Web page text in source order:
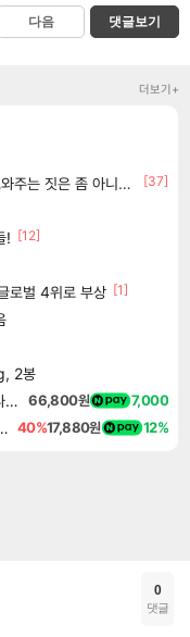
다음 댓글보기
더보기+
짓은 좀 아니지않냐?
[37]
! [12]
로벌 4위로 부상 [1]
2봉
그랑블루 판타지 리링크 엔드리스 라그나로크 Granblue Fantasy Relink Endless Ragnarok 66,800원 7,000
RESPECT V V Liberty 4 Pack DLC 40%17,880원 12%
0
댓글